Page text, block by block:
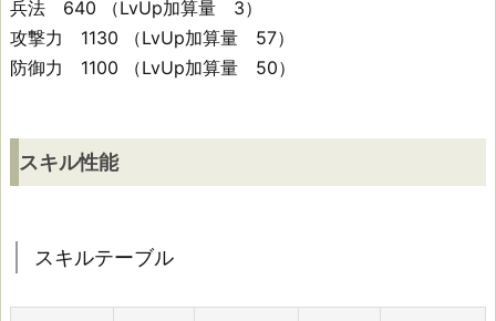
性
能
キ
ル
ー
兵法 640 （LvUp加算量 3）
攻撃力 1130 （LvUp加算量 57）
防御力 1100 （LvUp加算量 50）
スキル性能
スキルテーブル